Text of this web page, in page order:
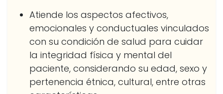
Atiende los aspectos afectivos,
emocionales y conductuales vinculados
con su condición de salud para cuidar
la integridad física y mental del
paciente, considerando su edad, sexo y
pertenencia étnica, cultural, entre otras